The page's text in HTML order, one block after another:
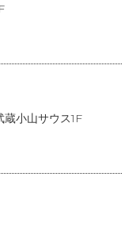
蔵小山サウス1F